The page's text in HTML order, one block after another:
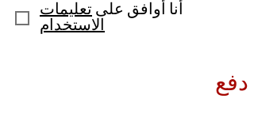
أنا أوافق على تعليمات
الاستخدام
دفع